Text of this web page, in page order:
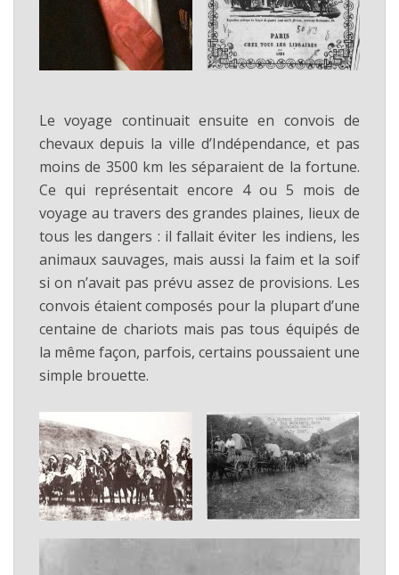
Le voyage continuait ensuite en convois de
chevaux depuis la ville d’Indépendance, et pas
moins de 3500 km les séparaient de la fortune.
Ce qui représentait encore 4 ou 5 mois de
voyage au travers des grandes plaines, lieux de
tous les dangers : il fallait éviter les indiens, les
animaux sauvages, mais aussi la faim et la soif
si on n’avait pas prévu assez de provisions. Les
convois étaient composés pour la plupart d’une
centaine de chariots mais pas tous équipés de
la même façon, parfois, certains poussaient une
simple brouette.